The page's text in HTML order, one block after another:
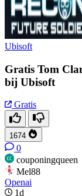
Ubisoft
Gratis Tom
bij Ubisoft
Gratis
1674
0
couponingqueen
Mel88
Openai
1d